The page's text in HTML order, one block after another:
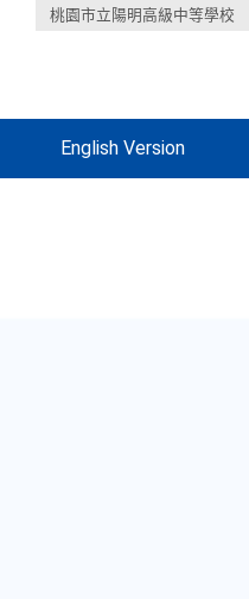
桃園市立陽明高級中等學校
English Version